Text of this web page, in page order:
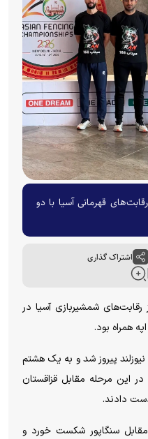
قهرمانی آسیا با دو
اشتراک گذاری
رقابت‌های شمشیربازی آسیا در
همراه بود.
پیروز شد و به یک هشتم
این مرحله مقابل قزاقستان
دادند.
سنگاپور شکست خورد و